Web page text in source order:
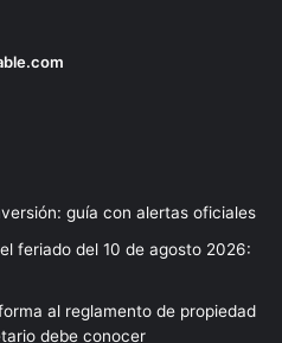
guía con alertas oficiales
feriado del 10 de agosto 2026:
al reglamento de propiedad
debe conocer